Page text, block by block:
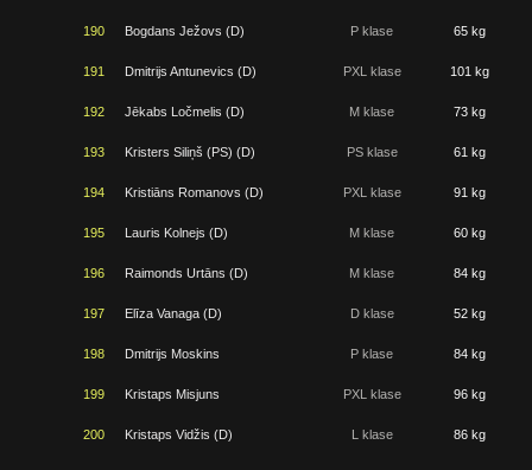
190 Bogdans Ježovs (D) P klase 65 kg
191 Dmitrijs Antunevics (D) PXL klase 101 kg
192 Jēkabs Ločmelis (D) M klase 73 kg
193 Kristers Siliņš (PS) (D) PS klase 61 kg
194 Kristiāns Romanovs (D) PXL klase 91 kg
195 Lauris Kolnejs (D) M klase 60 kg
196 Raimonds Urtāns (D) M klase 84 kg
197 Elīza Vanaga (D) D klase 52 kg
198 Dmitrijs Moskins P klase 84 kg
199 Kristaps Misjuns PXL klase 96 kg
200 Kristaps Vidžis (D) L klase 86 kg